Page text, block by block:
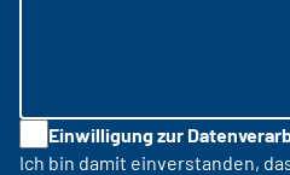
Einwilligung zur
Ich bin damit einverstanden,